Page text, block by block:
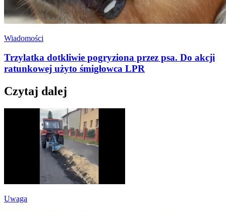
Wiadomości
Trzylatka dotkliwie pogryziona przez psa. Do akcji
ratunkowej użyto śmigłowca LPR
Czytaj dalej
Uwaga